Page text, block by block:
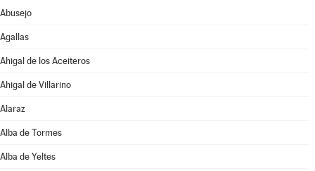
Abusejo
Agallas
Ahigal de los Aceiteros
Ahigal de Villarino
Alaraz
Alba de Tormes
Alba de Yeltes